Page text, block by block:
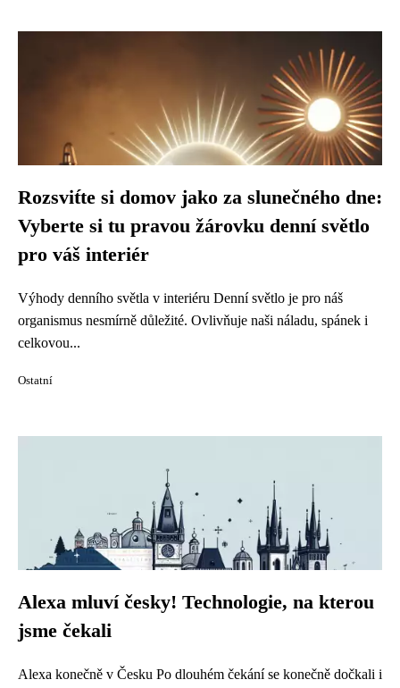
Rozsvit́te si domov jako za slunečného dne:
Vyberte si tu pravou žárovku denní světlo
pro váš interiér
Výhody denního světla v interiéru Denní světlo je pro náš
organismus nesmírně důležité. Ovlivňuje naši náladu, spánek i
celkovou...
Ostatní
Alexa mluví česky! Technologie, na kterou
jsme čekali
Alexa konečně v Česku Po dlouhém čekání se konečně dočkali i